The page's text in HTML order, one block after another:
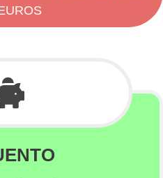
C29 de oferta en España